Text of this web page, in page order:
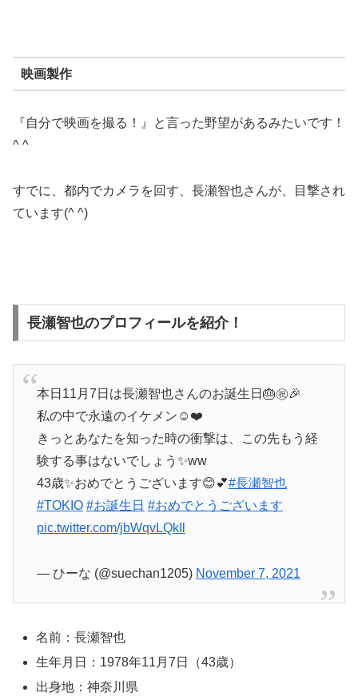
映画製作
『自分で映画を撮る！』と言った野望があるみたいです！
^ ^
すでに、都内でカメラを回す、長瀬智也さんが、目撃され
ています(^ ^)
長瀬智也のプロフィールを紹介！
本日11月7日は長瀬智也さんのお誕生日🎂㊗️🎉
私の中で永遠のイケメン☺️❤️
きっとあなたを知った時の衝撃は、この先もう経
験する事はないでしょう✨ww
43歳✨おめでとうございます😊💕#長瀬智也
#TOKIO #お誕生日 #おめでとうございます
pic.twitter.com/jbWqvLQkIl
— ひーな (@suechan1205) November 7, 2021
名前：長瀬智也
生年月日：1978年11月7日（43歳）
出身地：神奈川県